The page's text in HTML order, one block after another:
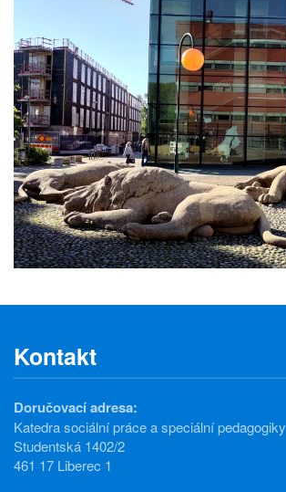
Kontakt
Doručovací adresa:
Katedra sociální práce a speciální pedagogiky
Studentská 1402/2
461 17 Liberec 1